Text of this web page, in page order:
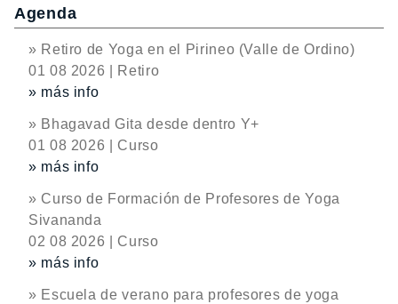
Agenda
» Retiro de Yoga en el Pirineo (Valle de Ordino)
01 08 2026 | Retiro
» más info
» Bhagavad Gita desde dentro Y+
01 08 2026 | Curso
» más info
» Curso de Formación de Profesores de Yoga
Sivananda
02 08 2026 | Curso
» más info
» Escuela de verano para profesores de yoga